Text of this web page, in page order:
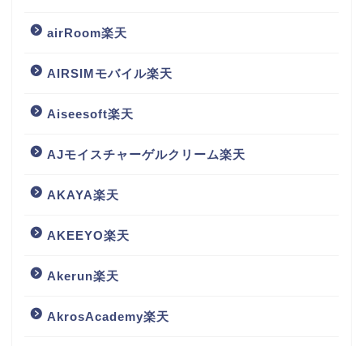
airRoom楽天
AIRSIMモバイル楽天
Aiseesoft楽天
AJモイスチャーゲルクリーム楽天
AKAYA楽天
AKEEYO楽天
Akerun楽天
AkrosAcademy楽天